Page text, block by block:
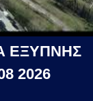
ΕΞΥΠΝΗΣ
2026